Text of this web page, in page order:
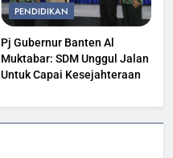
PENDIDIKAN
Pj Gubernur Banten Al
Muktabar: SDM Unggul Jalan
Untuk Capai Kesejahteraan